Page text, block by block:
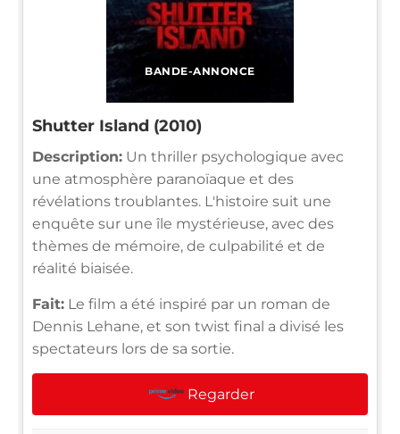
BANDE-ANNONCE
Shutter Island (2010)
Description: Un thriller psychologique avec
une atmosphère paranoïaque et des
révélations troublantes. L'histoire suit une
enquête sur une île mystérieuse, avec des
thèmes de mémoire, de culpabilité et de
réalité biaisée.
Fait: Le film a été inspiré par un roman de
Dennis Lehane, et son twist final a divisé les
spectateurs lors de sa sortie.
Regarder